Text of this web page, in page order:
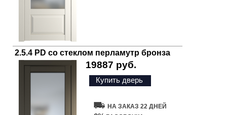
2.5.4 PD со стеклом перламутр бронза
19887 руб.
Купить дверь
НА ЗАКАЗ 22 ДНЕЙ